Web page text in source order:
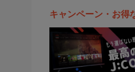
キャンペーン・お得